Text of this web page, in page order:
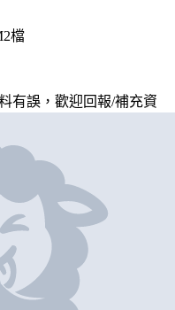
檔
有誤，歡迎回報/補充資